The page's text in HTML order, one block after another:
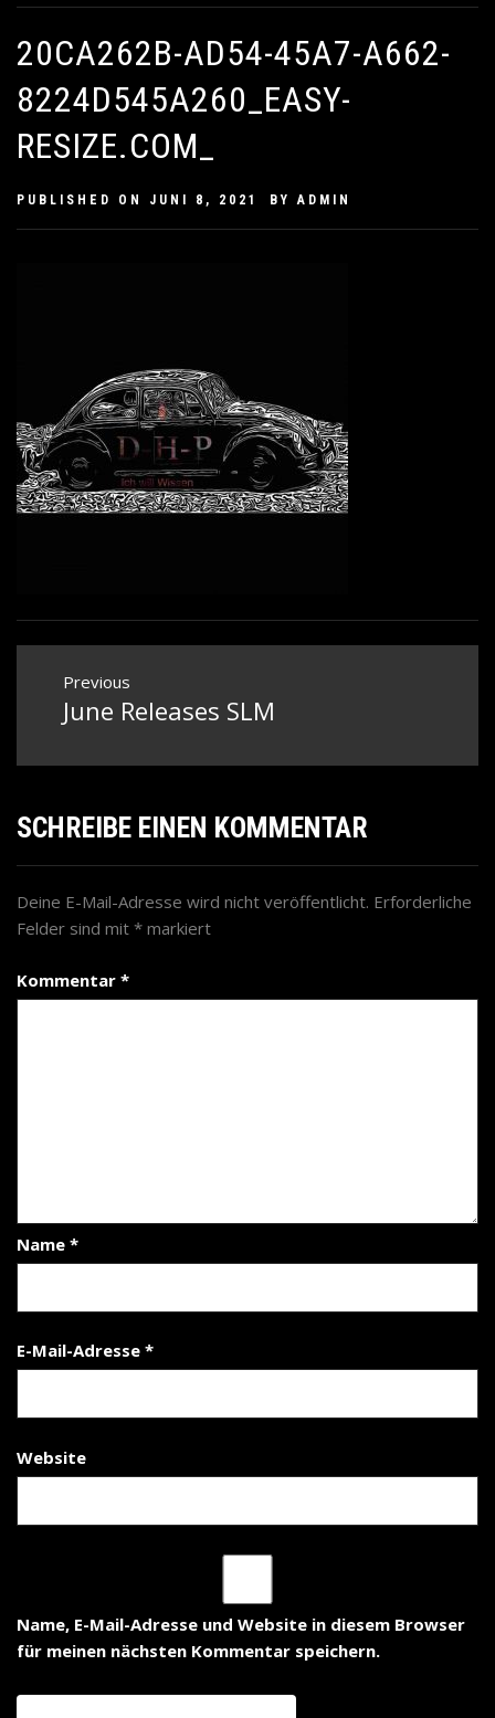
20CA262B-AD54-45A7-A662-
8224D545A260_EASY-
RESIZE.COM_
PUBLISHED ON JUNI 8, 2021 BYADMIN
Previous
Previous
June Releases SLM
SCHREIBE EINEN KOMMENTAR
Deine E-Mail-Adresse wird nicht veröffentlicht. Erforderliche
Felder sind mit * markiert
Kommentar *
Name *
E-Mail-Adresse *
Website
Name, E-Mail-Adresse und Website in diesem Browser
für meinen nächsten Kommentar speichern.